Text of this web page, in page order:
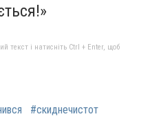
текст і натисніть Ctrl + Enter, щоб
#скиднечистот